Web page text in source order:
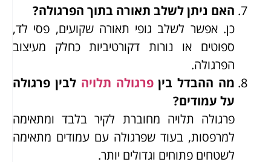
האם ניתן לשלב תאורה בתוך הפרגולה?
כן. אפשר לשלב גופי תאורה שקועים, פסי לד,
ספוטים או נורות דקורטיביות כחלק מעיצוב
הפרגולה.
מה ההבדל ביןפרגולה תלויה לבין פרגולה
על עמודים?
פרגולה תלויה מחוברת לקיר בלבד ומתאימה
למרפסות, בעוד שפרגולה עם עמודים מתאימה
לשטחים פתוחים וגדולים יותר.